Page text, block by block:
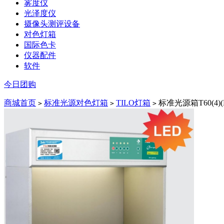
雾度仪
光泽度仪
摄像头测评设备
对色灯箱
国际色卡
仪器配件
软件
今日团购
商城首页 > 标准光源对色灯箱 > TILO灯箱 > 标准光源箱